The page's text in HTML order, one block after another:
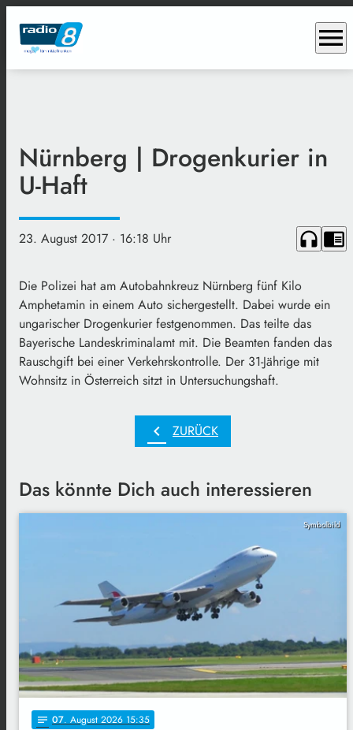
menu
Nürnberg | Drogenkurier in
U-Haft
23. August 2017 · 16:18 Uhr headphones chrome_reader_mode
Die Polizei hat am Autobahnkreuz Nürnberg fünf Kilo
Amphetamin in einem Auto sichergestellt. Dabei wurde ein
ungarischer Drogenkurier festgenommen. Das teilte das
Bayerische Landeskriminalamt mit. Die Beamten fanden das
Rauschgift bei einer Verkehrskontrolle. Der 31-Jährige mit
Wohnsitz in Österreich sitzt in Untersuchungshaft.
chevron_left ZURÜCK
Das könnte Dich auch interessieren
Symbolbild
notes 07. August 2026 15:35